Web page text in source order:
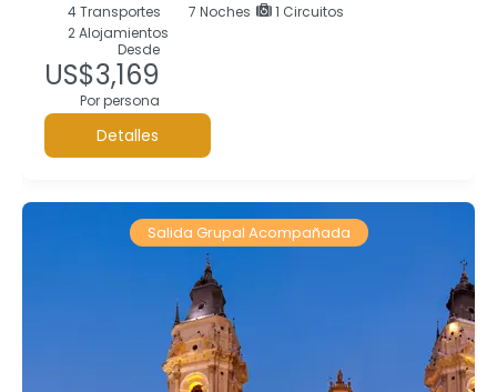
4Transportes 7 Noches
1 Circuitos
2 Alojamientos
Desde
US$3,169
Por persona
Detalles
Salida Grupal Acompañada